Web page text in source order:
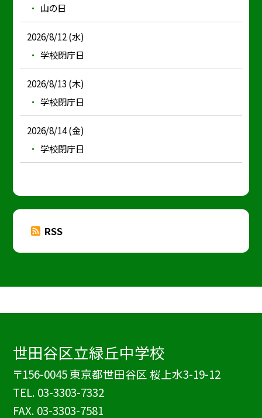
山の日
2026/8/12 (水)
学校閉庁日
2026/8/13 (木)
学校閉庁日
2026/8/14 (金)
学校閉庁日
RSS
世田谷区立緑丘中学校
〒156-0045 東京都世田谷区 桜上水3-19-12
TEL. 03-3303-7332
FAX. 03-3303-7581